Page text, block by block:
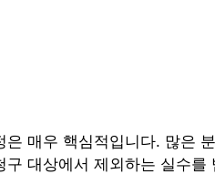
매우 핵심적입니다. 많은
대상에서 제외하는 실수를